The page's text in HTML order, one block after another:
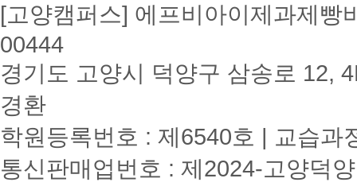
[고양캠퍼스] 에프비아이제과제빵
00444
경기도 고양시 덕양구 삼송로 12,
경환
학원등록번호 : 제6540호 | 교습과
통신판매업번호 : 제2024-고양덕